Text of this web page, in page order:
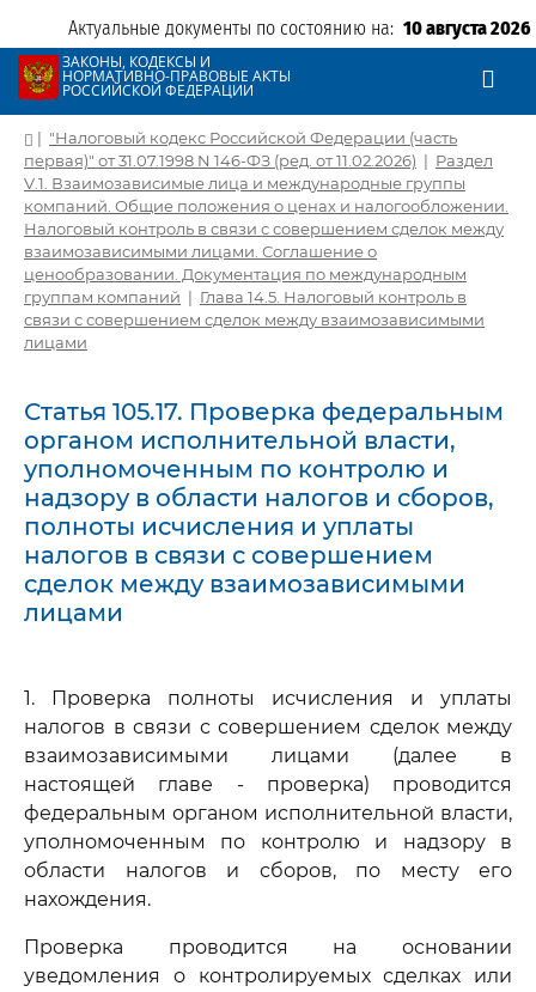
Актуальные документы по состоянию на: 10 августа 2026
ЗАКОНЫ, КОДЕКСЫ И
НОРМАТИВНО-ПРАВОВЫЕ АКТЫ
РОССИЙСКОЙ ФЕДЕРАЦИИ
| "Налоговый кодекс Российской Федерации (часть
первая)" от 31.07.1998 N 146-ФЗ (ред. от 11.02.2026) | Раздел
V.1. Взаимозависимые лица и международные группы
компаний. Общие положения о ценах и налогообложении.
Налоговый контроль в связи с совершением сделок между
взаимозависимыми лицами. Соглашение о
ценообразовании. Документация по международным
группам компаний | Глава 14.5. Налоговый контроль в
связи с совершением сделок между взаимозависимыми
лицами
Статья 105.17. Проверка федеральным
органом исполнительной власти,
уполномоченным по контролю и
надзору в области налогов и сборов,
полноты исчисления и уплаты
налогов в связи с совершением
сделок между взаимозависимыми
лицами
1. Проверка полноты исчисления и уплаты
налогов в связи с совершением сделок между
взаимозависимыми лицами (далее в
настоящей главе - проверка) проводится
федеральным органом исполнительной власти,
уполномоченным по контролю и надзору в
области налогов и сборов, по месту его
нахождения.
Проверка проводится на основании
уведомления о контролируемых сделках или